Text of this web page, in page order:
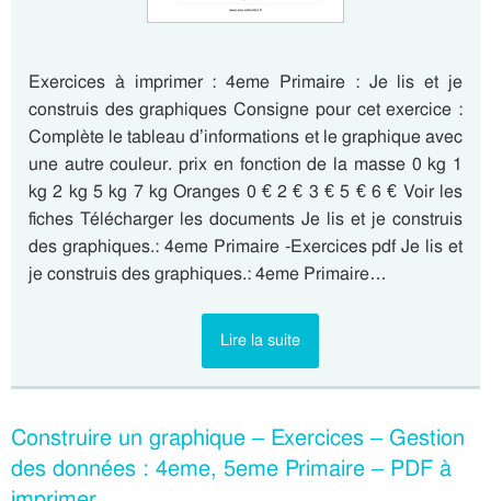
Exercices à imprimer : 4eme Primaire : Je lis et je
construis des graphiques Consigne pour cet exercice :
Complète le tableau d’informations et le graphique avec
une autre couleur. prix en fonction de la masse 0 kg 1
kg 2 kg 5 kg 7 kg Oranges 0 € 2 € 3 € 5 € 6 € Voir les
fiches Télécharger les documents Je lis et je construis
des graphiques.: 4eme Primaire -Exercices pdf Je lis et
je construis des graphiques.: 4eme Primaire…
Lire la suite
Construire un graphique – Exercices – Gestion
des données : 4eme, 5eme Primaire – PDF à